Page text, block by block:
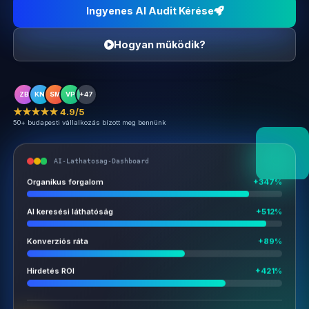
Ingyenes AI Audit Kérése
Hogyan működik?
ZB KN SM VP +47
★★★★★ 4.9/5
50+ budapesti vállalkozás bízott meg bennünk
Organikus forgalom +347%
AI keresési láthatóság +512%
Konverziós ráta +89%
Hirdetés ROI +421%